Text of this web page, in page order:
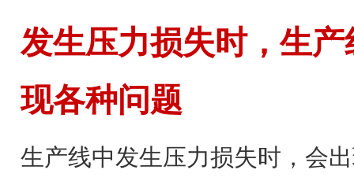
发生压力损失时，生
现各种问题
生产线中发生压力损失时，会